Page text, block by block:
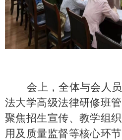
会上，全体与会人员
法大学高级法律研修班
聚焦招生宣传、教学组
用及质量监督等核心环